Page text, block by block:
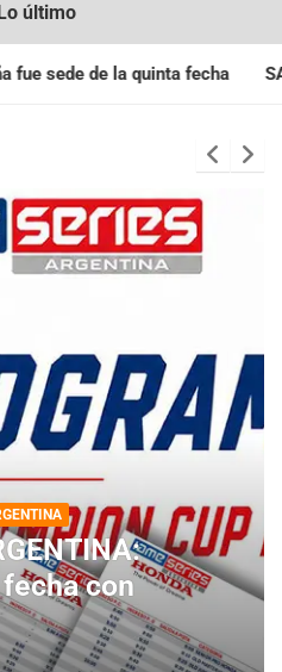
Lo último
SANTIAGUEÑO: Se cumplió
con